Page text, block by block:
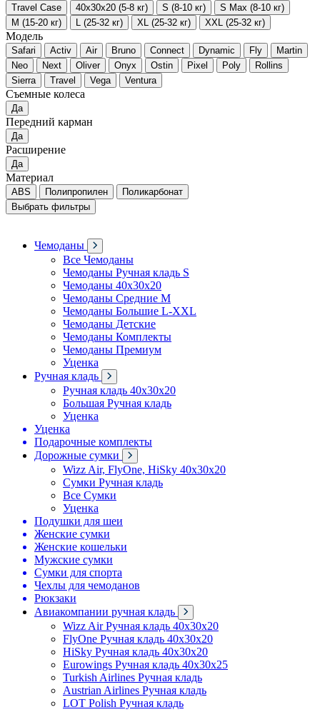
Travel Case 40x30x20 (5-8 кг) S (8-10 кг)
S Max (8-10 кг)
М (15-20 кг)
L (25-32 кг) XL (25-32 кг) XXL (25-32 кг)
Модель
Safari Activ Air Bruno Connect Dynamic Fly
Martin
Neo
Next Oliver Onyx Ostin Pixel Poly
Rollins
Sierra
Travel Vega Ventura
Съемные колеса
Да
Передний карман
Да
Расширение
Да
Материал
ABS Полипропилен
Поликарбонат
Выбрать фильтры
Чемоданы
Все Чемоданы
Чемоданы Ручная кладь S
Чемоданы 40x30x20
Чемоданы Средние M
Чемоданы Большие L-XXL
Чемоданы Детские
Чемоданы Комплекты
Чемоданы Премиум
Уценка
Ручная кладь
Ручная кладь 40x30x20
Большая Ручная кладь
Уценка
Уценка
Подарочные комплекты
Дорожные сумки
Wizz Air, FlyOne, HiSky 40x30x20
Сумки Ручная кладь
Все Сумки
Уценка
Подушки для шеи
Женские сумки
Женские кошельки
Мужские сумки
Сумки для спорта
Чехлы для чемоданов
Рюкзаки
Авиакомпании ручная кладь
Wizz Air Ручная кладь 40x30x20
FlyOne Ручная кладь 40x30x20
HiSky Ручная кладь 40x30x20
Eurowings Ручная кладь 40x30x25
Turkish Airlines Ручная кладь
Austrian Airlines Ручная кладь
LOT Polish Ручная кладь